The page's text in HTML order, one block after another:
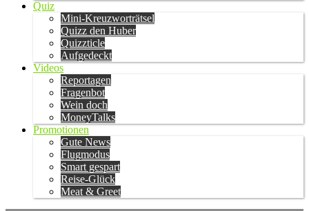
Quiz
Mini-Kreuzworträtsel
Quizz den Huber
Quizzticle
Aufgedeckt
Videos
Reportagen
Fragenbot
Wein doch
MoneyTalks
Promotionen
Gute News
Flugmodus
Smart gespart
Reise-Glück
Meat & Greet